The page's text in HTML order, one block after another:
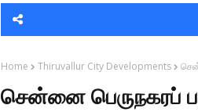
Home Thiruvallur City Developments
சென்னை பெருநகரப்